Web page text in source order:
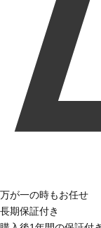
万が一の時もお任せ
長期保証付き